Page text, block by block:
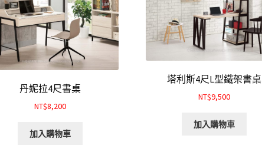
丹妮拉4尺書桌
NT$8,200
加入購物車
塔利斯4尺L型鐵架書桌
NT$9,500
加入購物車